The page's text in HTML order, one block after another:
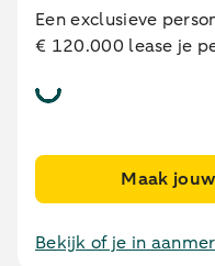
Een exclusieve
€ 120.000 lease je
Maak
Bekijk of je in